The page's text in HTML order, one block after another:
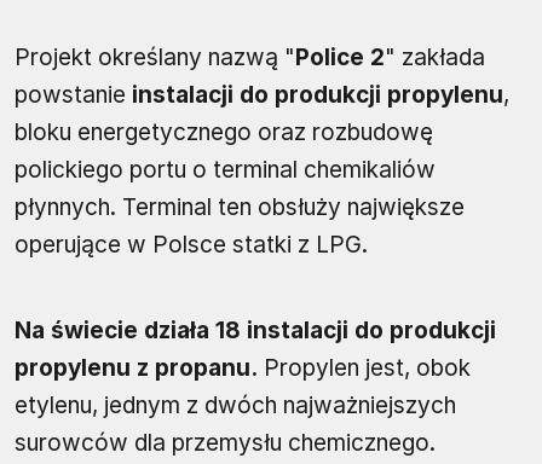
Projekt określany nazwą "Police 2" zakłada
powstanie instalacji do produkcji propylenu,
bloku energetycznego oraz rozbudowę
polickiego portu o terminal chemikaliów
płynnych. Terminal ten obsłuży największe
operujące w Polsce statki z LPG.
Na świecie działa 18 instalacji do produkcji
propylenu z propanu. Propylen jest, obok
etylenu, jednym z dwóch najważniejszych
surowców dla przemysłu chemicznego.